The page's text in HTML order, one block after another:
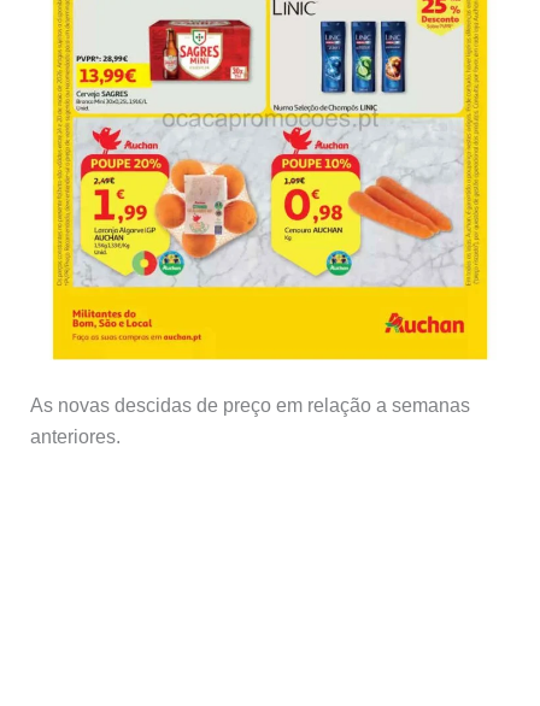
As novas descidas de preço em relação a semanas
anteriores.